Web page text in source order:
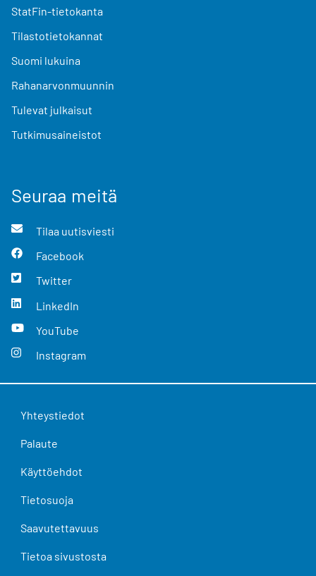
StatFin-tietokanta
Tilastotietokannat
Suomi lukuina
Rahanarvonmuunnin
Tulevat julkaisut
Tutkimusaineistot
Seuraa meitä
Tilaa uutisviesti
Facebook
Twitter
LinkedIn
YouTube
Instagram
Yhteystiedot
Palaute
Käyttöehdot
Tietosuoja
Saavutettavuus
Tietoa sivustosta